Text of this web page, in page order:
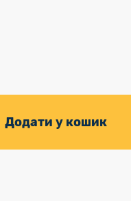
Додати у кошик